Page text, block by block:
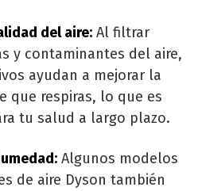
del aire: Al filtrar
y contaminantes del aire,
ayudan a mejorar la
que respiras, lo que es
tu salud a largo plazo.
Algunos modelos
de aire Dyson también